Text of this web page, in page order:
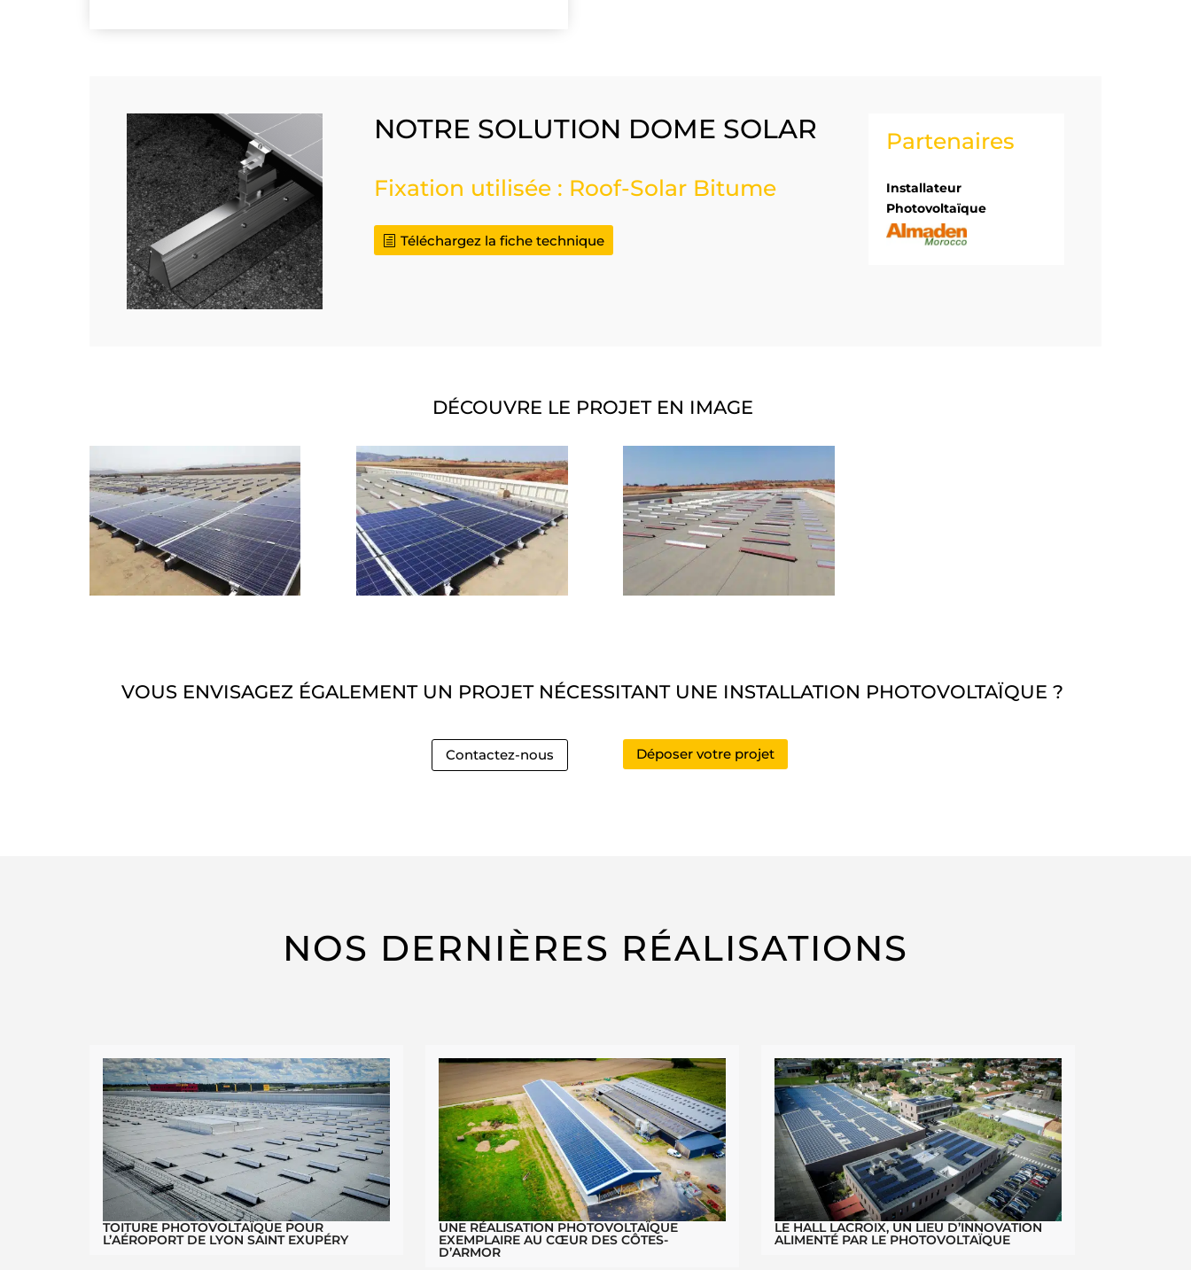
NOTRE SOLUTION DOME SOLAR
Fixation utilisée : Roof-Solar Bitume
Téléchargez la fiche technique
Partenaires
Installateur
Photovoltaïque
DÉCOUVRE LE PROJET EN IMAGE
VOUS ENVISAGEZ ÉGALEMENT UN PROJET NÉCESSITANT UNE INSTALLATION PHOTOVOLTAÏQUE ?
Contactez-nous Déposer votre projet
NOS DERNIÈRES RÉALISATIONS
TOITURE PHOTOVOLTAÏQUE POUR
L’AÉROPORT DE LYON SAINT EXUPÉRY
UNE RÉALISATION PHOTOVOLTAÏQUE
EXEMPLAIRE AU CŒUR DES CÔTES-
D’ARMOR
LE HALL LACROIX, UN LIEU D’INNOVATION
ALIMENTÉ PAR LE PHOTOVOLTAÏQUE